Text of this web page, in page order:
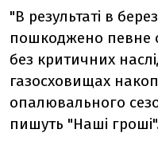
"В результаті в
пошкоджено певне
без критичних
газосховищах
опалювального
пишуть "Наші